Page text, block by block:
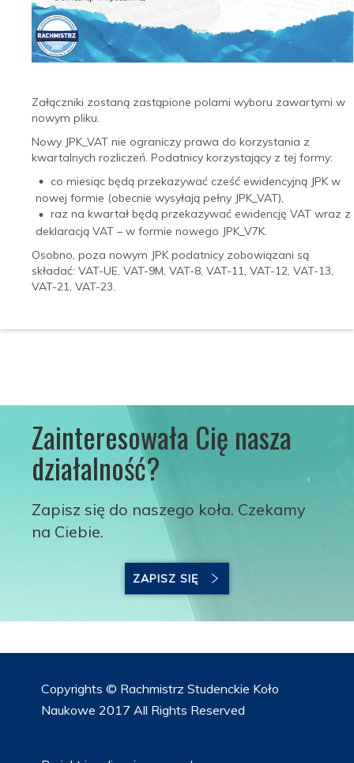
Załączniki zostaną zastąpione polami wyboru zawartymi w
nowym pliku.
Nowy JPK_VAT nie ograniczy prawa do korzystania z
kwartalnych rozliczeń. Podatnicy korzystający z tej formy:
co miesiąc będą przekazywać cześć ewidencyjną JPK w
nowej formie (obecnie wysyłają pełny JPK_VAT),
raz na kwartał będą przekazywać ewidencję VAT wraz z
deklaracją VAT – w formie nowego JPK_V7K.
Osobno, poza nowym JPK podatnicy zobowiązani są
składać: VAT-UE, VAT-9M, VAT-8, VAT-11, VAT-12, VAT-13,
VAT-21, VAT-23.
Zainteresowała Cię nasza
działalność?
Zapisz się do naszego koła. Czekamy
na Ciebie.
ZAPISZ SIĘ
Copyrights © Rachmistrz Studenckie Koło
Naukowe 2017 All Rights Reserved